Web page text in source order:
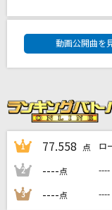
高橋真梨子
[オリカラ]Bad
Alstroemeria Records
P・A・R・A・D
嵐(アラシ)
DAM★
動画公開曲を
1 77.558 点 ロ
2 ----点 ----
3 ----点 ----